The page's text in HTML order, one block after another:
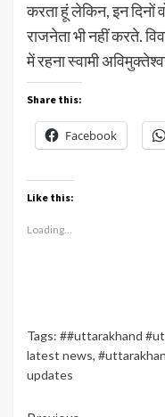
करता हूं लेकिन, इन दिनों
राजनेता भी नहीं करते.
में रहना स्वामी
Share this:
Facebook
Like this:
Loading...
Tags: ##uttarakhand
latest news,
updates